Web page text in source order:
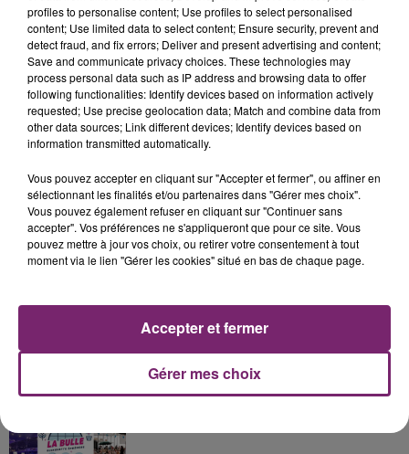
La Bulle - Guinguette éphémère
de Frelinghien !
profiles to personalise content; Use profiles to select personalised
content; Use limited data to select content; Ensure security, prevent and
detect fraud, and fix errors; Deliver and present advertising and content;
Save and communicate privacy choices. These technologies may
process personal data such as IP address and browsing data to offer
following functionalities: Identify devices based on information actively
requested; Use precise geolocation data; Match and combine data from
other data sources; Link different devices; Identify devices based on
information transmitted automatically.
Vous pouvez accepter en cliquant sur "Accepter et fermer", ou affiner en
sélectionnant les finalités et/ou partenaires dans "Gérer mes choix".
Vous pouvez également refuser en cliquant sur "Continuer sans
accepter". Vos préférences ne s'appliqueront que pour ce site. Vous
pouvez mettre à jour vos choix, ou retirer votre consentement à tout
moment via le lien "Gérer les cookies" situé en bas de chaque page.
Gérer mes choix
Accepter et fermer